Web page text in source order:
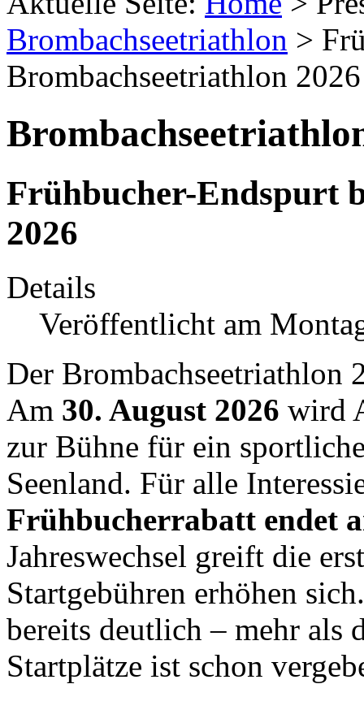
Brombachseetriathlon >
Brombachseetriathlon 2026
Frühbucher-Endspurt
2026
Details
Veröffentlicht am
Der Brombachseetriathlon
Am 30. August 2026 wird
zur Bühne für ein
Seenland. Für alle
Frühbucherrabatt endet
Jahreswechsel greift die
Startgebühren erhöhen
bereits deutlich – mehr als
Startplätze ist schon